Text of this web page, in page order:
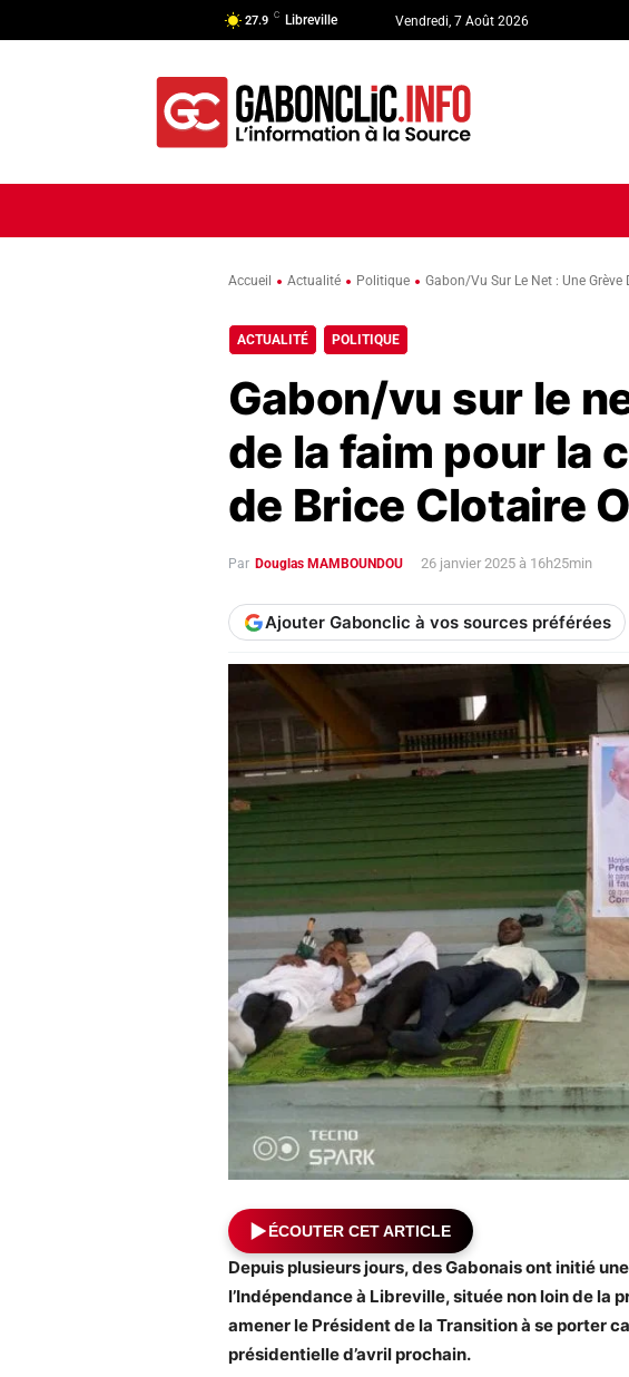
27.9 C Libreville Vendredi, 7 Août 2026
Accueil Actualité Politique Gabon/vu Sur Le Net : Une
ACTUALITÉ POLITIQUE
Gabon/vu sur le
de la faim pour la
de Brice Clotaire
Par Douglas MAMBOUNDOU 26 janvier 2025 à 16h25min
Ajouter Gabonclic à vos sources préférées
ÉCOUTER CET ARTICLE
Depuis plusieurs jours, des Gabonais ont initié
l’Indépendance à Libreville, située non loin de la
amener le Président de la Transition à se porter
présidentielle d’avril prochain.